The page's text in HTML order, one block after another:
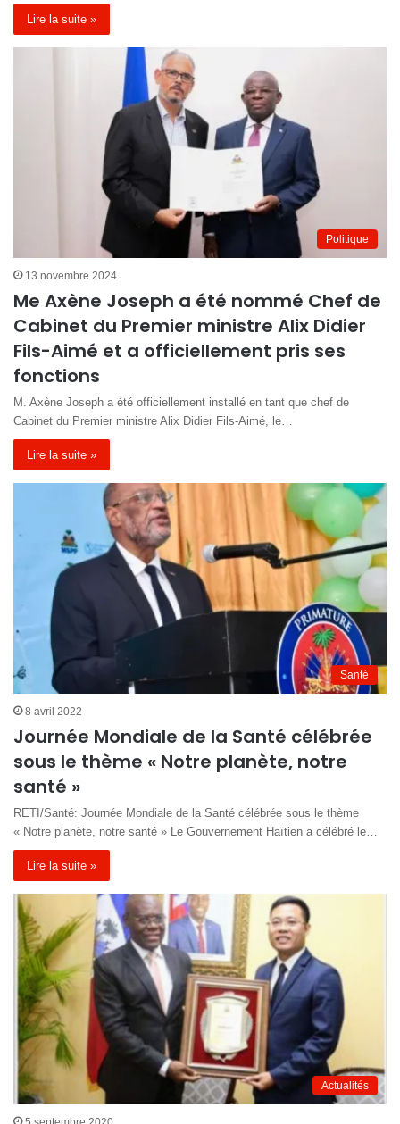
Lire la suite »
Politique
13 novembre 2024
Me Axène Joseph a été nommé Chef de
Cabinet du Premier ministre Alix Didier
Fils-Aimé et a officiellement pris ses
fonctions
M. Axène Joseph a été officiellement installé en tant que chef de
Cabinet du Premier ministre Alix Didier Fils-Aimé, le…
Lire la suite »
Santé
8 avril 2022
Journée Mondiale de la Santé célébrée
sous le thème « Notre planète, notre
santé »
RETI/Santé: Journée Mondiale de la Santé célébrée sous le thème
« Notre planète, notre santé » Le Gouvernement Haïtien a célébré le…
Lire la suite »
Actualités